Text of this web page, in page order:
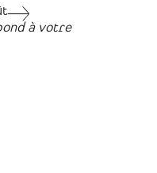
Juin
à votre